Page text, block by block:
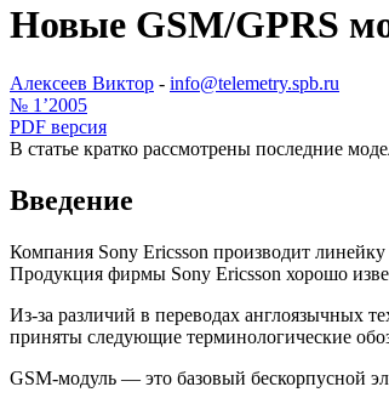
Новые GSM/GPRS
Алексеев Виктор - info@telemetry.spb.ru
№ 1’2005
PDF версия
В статье кратко рассмотрены последние
Введение
Компания Sony Ericsson производит
Продукция фирмы Sony Ericsson хорошо
Из-за различий в переводах англоязычных
приняты следующие терминологические
GSM-модуль — это базовый бескорпусной